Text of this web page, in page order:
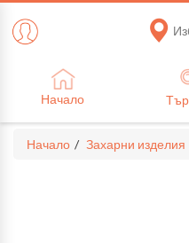
Начало
Начало Захарни изделия